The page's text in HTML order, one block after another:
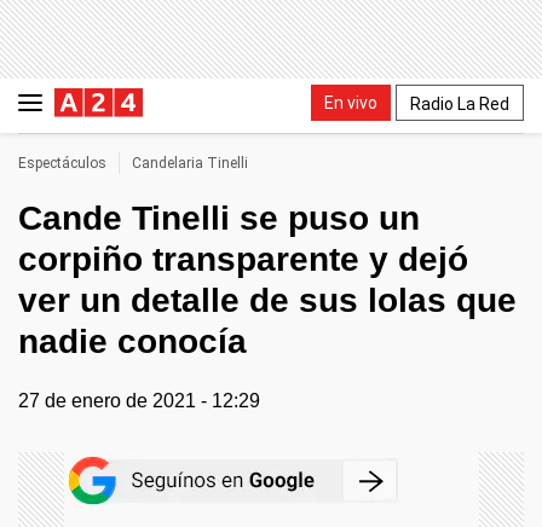
En vivo Radio La Red
Espectáculos Candelaria Tinelli
Cande Tinelli se puso un
corpiño transparente y dejó
ver un detalle de sus lolas que
nadie conocía
27 de enero de 2021 - 12:29